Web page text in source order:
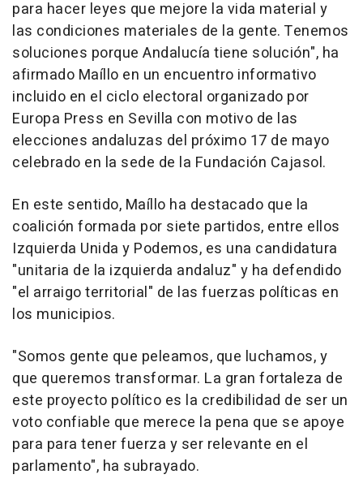
para hacer leyes que mejore la vida material y
las condiciones materiales de la gente. Tenemos
soluciones porque Andalucía tiene solución", ha
afirmado Maíllo en un encuentro informativo
incluido en el ciclo electoral organizado por
Europa Press en Sevilla con motivo de las
elecciones andaluzas del próximo 17 de mayo
celebrado en la sede de la Fundación Cajasol.
En este sentido, Maíllo ha destacado que la
coalición formada por siete partidos, entre ellos
Izquierda Unida y Podemos, es una candidatura
"unitaria de la izquierda andaluz" y ha defendido
"el arraigo territorial" de las fuerzas políticas en
los municipios.
"Somos gente que peleamos, que luchamos, y
que queremos transformar. La gran fortaleza de
este proyecto político es la credibilidad de ser un
voto confiable que merece la pena que se apoye
para para tener fuerza y ser relevante en el
parlamento", ha subrayado.